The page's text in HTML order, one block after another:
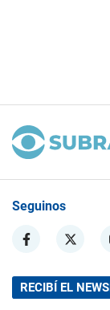
Seguinos
RECIBÍ EL